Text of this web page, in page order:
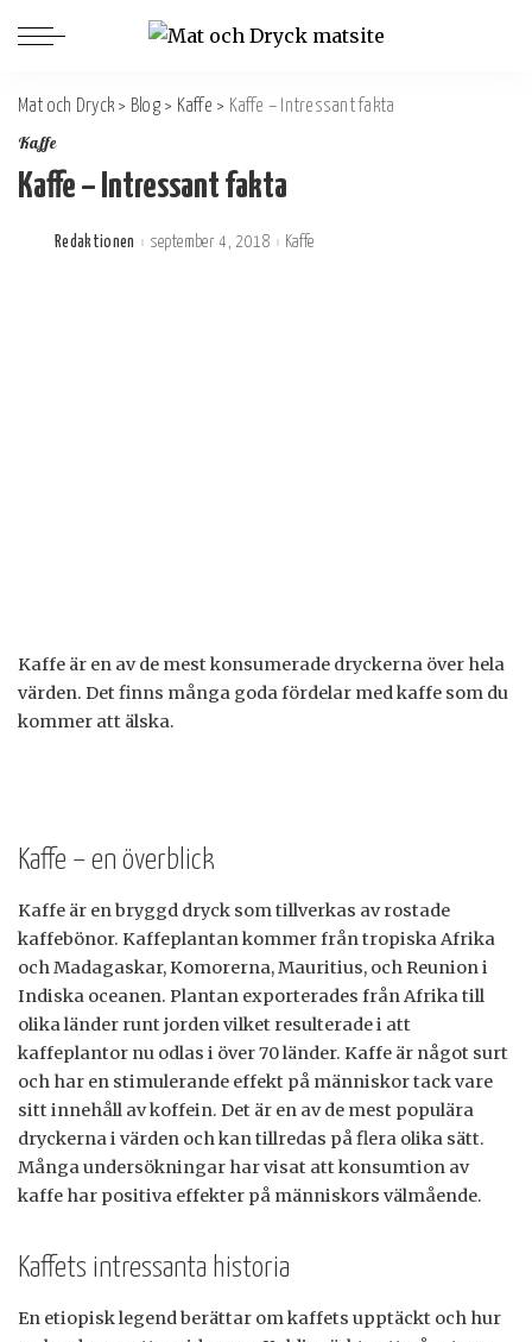
Mat och Dryck > Blog> Kaffe > Kaffe – Intressant fakta
Kaffe
Kaffe – Intressant fakta
Postat
Redaktionen september 4, 2018 Kaffe
Kaffe är en av de mest konsumerade dryckerna över hela
värden. Det finns många goda fördelar med kaffe som du
kommer att älska.
Kaffe – en överblick
Kaffe är en bryggd dryck som tillverkas av rostade
kaffebönor. Kaffeplantan kommer från tropiska Afrika
och Madagaskar, Komorerna, Mauritius, och Reunion i
Indiska oceanen. Plantan exporterades från Afrika till
olika länder runt jorden vilket resulterade i att
kaffeplantor nu odlas i över 70 länder. Kaffe är något surt
och har en stimulerande effekt på människor tack vare
sitt innehåll av koffein. Det är en av de mest populära
dryckerna i värden och kan tillredas på flera olika sätt.
Många undersökningar har visat att konsumtion av
kaffe har positiva effekter på människors välmående.
Kaffets intressanta historia
En etiopisk legend berättar om kaffets upptäckt och hur